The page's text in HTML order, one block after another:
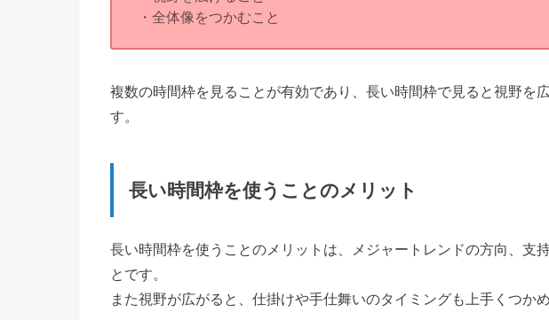
・全体像をつかむこと
複数の時間枠を見ることが有効であり、長い時間枠で見ると視野を
す。
長い時間枠を使うことのメリット
長い時間枠を使うことのメリットは、メジャートレンドの方向、支
とです。
また視野が広がると、仕掛けや手仕舞いのタイミングも上手くつか